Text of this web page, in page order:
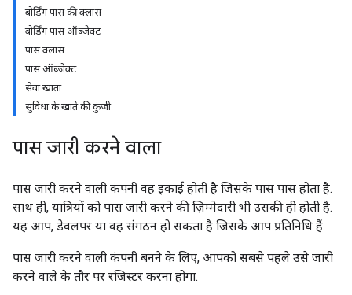
बोर्डिंग पास की क्लास
बोर्डिंग पास ऑब्जेक्ट
पास क्लास
पास ऑब्जेक्ट
सेवा खाता
सुविधा के खाते की कुंजी
पास जारी करने वाला
पास जारी करने वाली कंपनी वह इकाई होती है जिसके पास पास होता है.
साथ ही, यात्रियों को पास जारी करने की ज़िम्मेदारी भी उसकी ही होती है.
यह आप, डेवलपर या वह संगठन हो सकता है जिसके आप प्रतिनिधि हैं.
पास जारी करने वाली कंपनी बनने के लिए, आपको सबसे पहले उसे जारी
करने वाले के तौर पर रजिस्टर करना होगा.